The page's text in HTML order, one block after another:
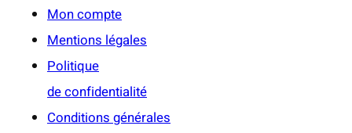
Mon compte
Mentions légales
Politique
de confidentialité
Conditions générales